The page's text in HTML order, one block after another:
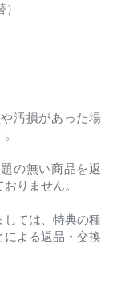
汚損があった場
の無い商品を返
りません。
しては、特典の種
による返品・交換